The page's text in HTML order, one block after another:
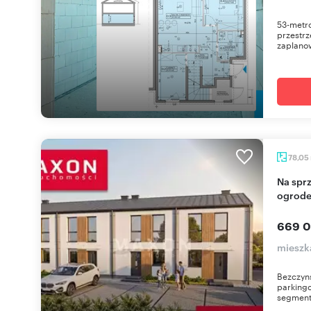
53-
78,05
Na sprzedaż przestronny segment 78 m² z
669